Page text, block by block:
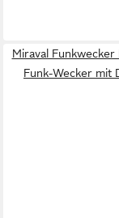
Miraval
Funk-Wecker mit